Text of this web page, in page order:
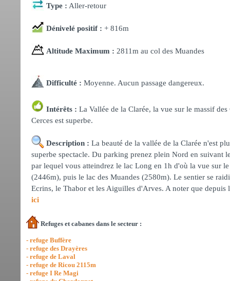
Type : Aller-retour
Dénivelé positif : + 816m
Altitude Maximum : 2811m au col des Muandes
Difficulté : Moyenne. Aucun passage dangereux.
Intérêts : La Vallée de la Clarée, la vue sur le massif
Cerces est superbe.
Description : La beauté de la vallée de la Clarée n'est
superbe spectacle. Du parking prenez plein Nord en suivant
par lequel vous atteindrez le lac Long en 1h d'où la vue sur
(2446m), puis le lac des Muandes (2580m). Le sentier se
Ecrins, le Thabor et les Aiguilles d'Arves. A noter que
ici
Refuges et cabanes dans le secteur :
- refuge Buffère
- refuge des Drayères
- refuge de Laval
- refuge de Ricou 2115m
- refuge I Re Magi